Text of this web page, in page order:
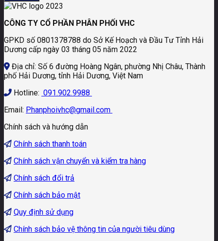
CÔNG TY CỔ PHẦN PHÂN PHỐI VHC
GPKD số 0801378788 do Sở Kế Hoạch và Đầu Tư Tỉnh Hải
Dương cấp ngày 03 tháng 05 năm 2022
Địa chỉ: Số 6 đường Hoàng Ngân, phường Nhị Châu, Thành
phố Hải Dương, tỉnh Hải Dương, Việt Nam
Hotline: 091.902.9988
Email: Phanphoivhc@gmail.com
Chính sách và hướng dẫn
Chính sách thanh toán
Chính sách vận chuyển và kiểm tra hàng
Chính sách đổi trả
Chính sách bảo mật
Quy định sử dụng
Chính sách bảo vệ thông tin của người tiêu dùng